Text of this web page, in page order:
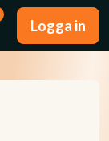
Logga in